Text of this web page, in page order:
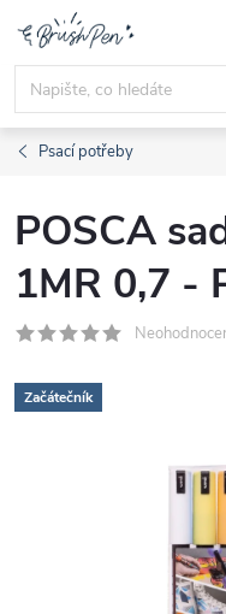
obsah
Psací potřeby
POSCA
1MR 0,7 -
Začátečník